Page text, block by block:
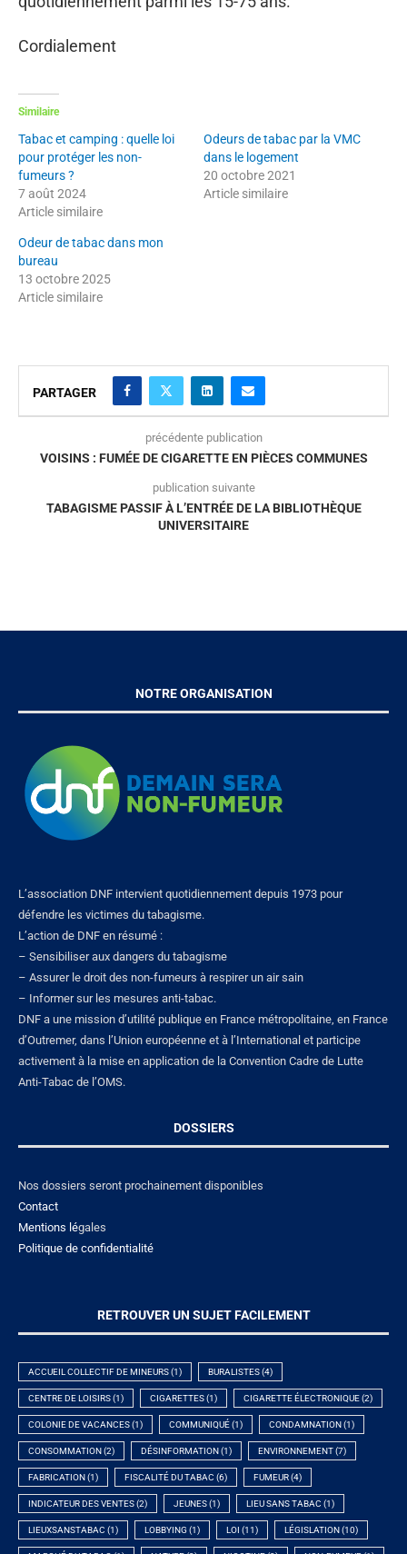
Cordialement
Similaire
Tabac et camping : quelle loi
pour protéger les non-
fumeurs ?
7 août 2024
Article similaire
Odeurs de tabac par la VMC
dans le logement
20 octobre 2021
Article similaire
Odeur de tabac dans mon
bureau
13 octobre 2025
Article similaire
PARTAGER
précédente publication
VOISINS : FUMÉE DE CIGARETTE EN PIÈCES COMMUNES
publication suivante
TABAGISME PASSIF À L’ENTRÉE DE LA BIBLIOTHÈQUE
UNIVERSITAIRE
NOTRE ORGANISATION
L’association DNF intervient quotidiennement depuis 1973 pour
défendre les victimes du tabagisme.
L’action de DNF en résumé :
– Sensibiliser aux dangers du tabagisme
– Assurer le droit des non-fumeurs à respirer un air sain
– Informer sur les mesures anti-tabac.
DNF a une mission d’utilité publique en France métropolitaine, en France
d’Outremer, dans l’Union européenne et à l’International et participe
activement à la mise en application de la Convention Cadre de Lutte
Anti-Tabac de l’OMS.
DOSSIERS
Nos dossiers seront prochainement disponibles
Contact
Mentions légales
Politique de confidentialité
RETROUVER UN SUJET FACILEMENT
ACCUEIL COLLECTIF DE MINEURS(1) BURALISTES(4)
CENTRE DE LOISIRS(1) CIGARETTES(1) CIGARETTE ÉLECTRONIQUE(2)
COLONIE DE VACANCES(1) COMMUNIQUÉ(1) CONDAMNATION (1)
CONSOMMATION (2) DÉSINFORMATION (1) ENVIRONNEMENT(7)
FABRICATION (1) FISCALITÉ DU TABAC (6) FUMEUR(4)
INDICATEUR DES VENTES(2) JEUNES(1) LIEU SANS TABAC (1)
LIEUXSANSTABAC (1) LOBBYING (1) LOI (11) LÉGISLATION (10)